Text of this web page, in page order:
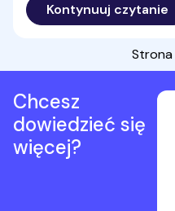
Kontynuuj czytanie
Strona
Chcesz
dowiedzieć się
więcej?